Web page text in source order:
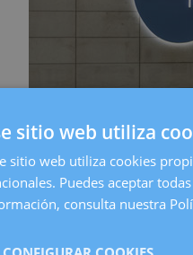
Nuestro centro de
espacio con todos los
En Dexeus Mujer
sitio web utiliza
sitio web utiliza cookies
Puedes aceptar
consulta nuestra